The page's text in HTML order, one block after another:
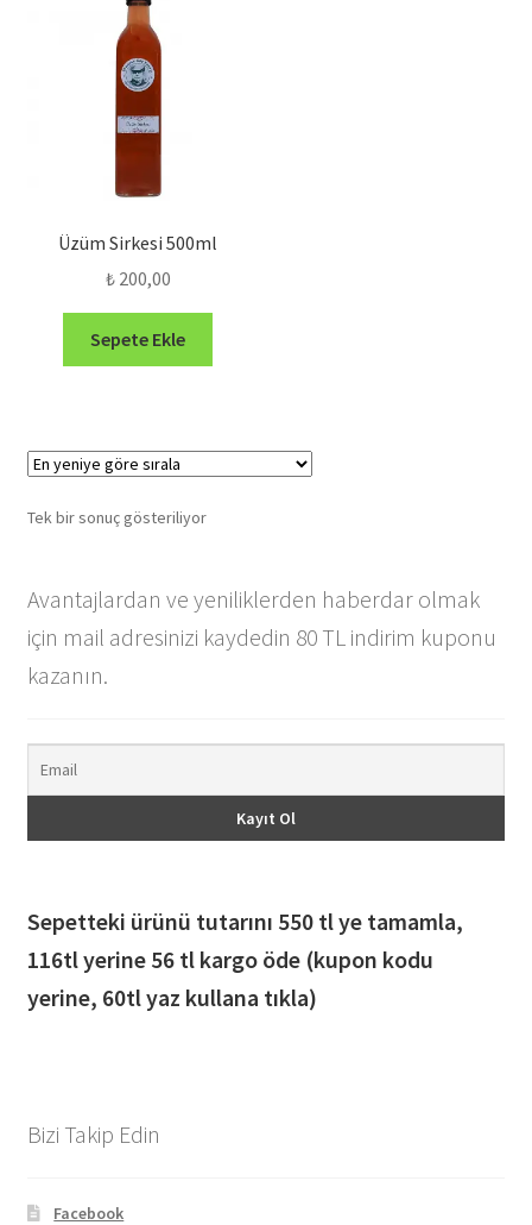
Üzüm Sirkesi 500ml
₺200,00
Sepete Ekle
Tek bir sonuç gösteriliyor
Avantajlardan ve yeniliklerden haberdar olmak
için mail adresinizi kaydedin 80 TL indirim kuponu
kazanın.
Sepetteki ürünü tutarını 550 tl ye tamamla,
116tl yerine 56 tl kargo öde (kupon kodu
yerine, 60tl yaz kullana tıkla)
Bizi Takip Edin
Facebook